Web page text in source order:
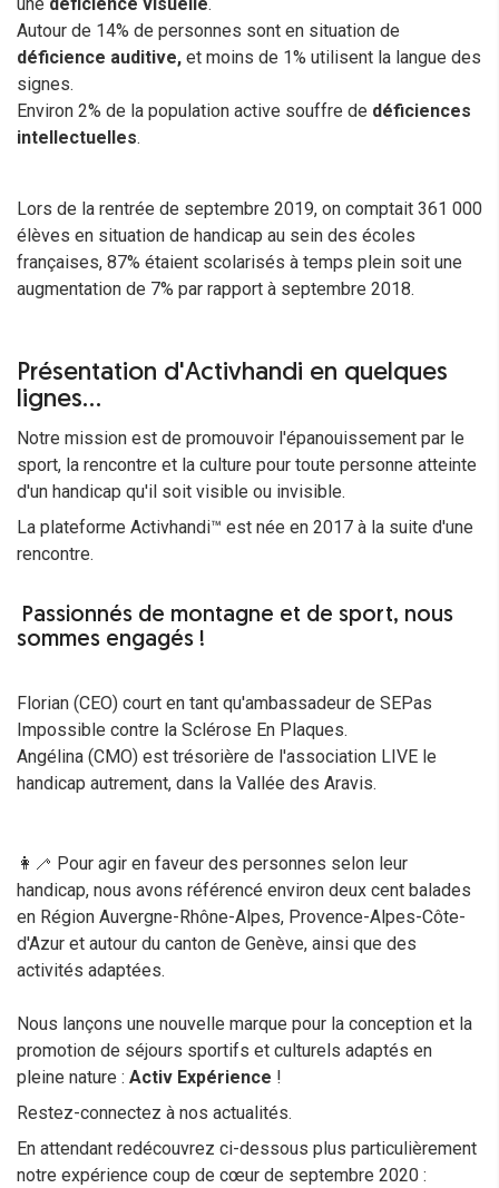
une déficience visuelle.
Autour de 14% de personnes sont en situation de
déficience auditive, et moins de 1% utilisent la langue des
signes.
Environ 2% de la population active souffre de déficiences
intellectuelles.
Lors de la rentrée de septembre 2019, on comptait 361 000
élèves en situation de handicap au sein des écoles
françaises, 87% étaient scolarisés à temps plein soit une
augmentation de 7% par rapport à septembre 2018.
Présentation d'Activhandi en quelques
lignes...
Notre mission est de promouvoir l'épanouissement par le
sport, la rencontre et la culture pour toute personne atteinte
d'un handicap qu'il soit visible ou invisible.
La plateforme Activhandi™ est née en 2017 à la suite d'une
rencontre.
Passionnés de montagne et de sport, nous
sommes engagés !
Florian (CEO) court en tant qu'ambassadeur de SEPas
Impossible contre la Sclérose En Plaques.
Angélina (CMO) est trésorière de l'association LIVE le
handicap autrement, dans la Vallée des Aravis.
👩‍🦯 Pour agir en faveur des personnes selon leur
handicap, nous avons référencé environ deux cent balades
en Région Auvergne-Rhône-Alpes, Provence-Alpes-Côte-
d'Azur et autour du canton de Genève, ainsi que des
activités adaptées.
Nous lançons une nouvelle marque pour la conception et la
promotion de séjours sportifs et culturels adaptés en
pleine nature : Activ Expérience !
Restez-connectez à nos actualités.
En attendant redécouvrez ci-dessous plus particulièrement
notre expérience coup de cœur de septembre 2020 :